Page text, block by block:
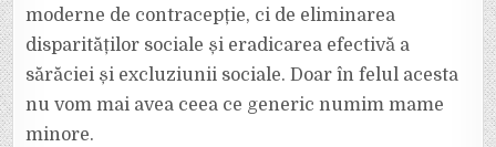
moderne de contracepție, ci de eliminarea
disparităților sociale și eradicarea efectivă a
sărăciei și excluziunii sociale. Doar în felul acesta
nu vom mai avea ceea ce generic numim mame
minore.